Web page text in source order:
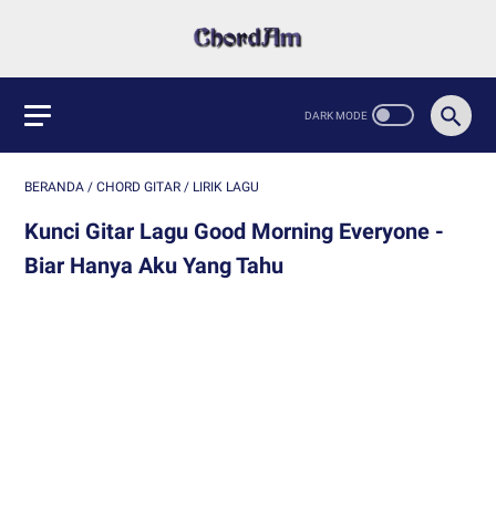
BERANDA / CHORD GITAR / LIRIK LAGU
Kunci Gitar Lagu Good Morning Everyone -
Biar Hanya Aku Yang Tahu